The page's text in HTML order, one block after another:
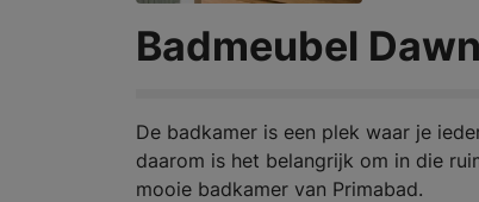
Badmeubel
De badkamer is een plek waar je
daarom is het belangrijk om in die
mooie badkamer van Primabad.